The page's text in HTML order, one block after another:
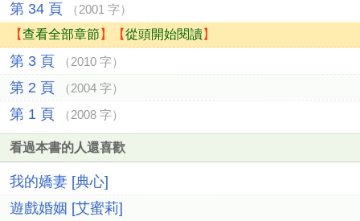
第 34 頁 （2001 字）
【查看全部章節 】【從頭開始閱讀】
第 3 頁 （2010 字）
第 2 頁 （2004 字）
第 1 頁 （2008 字）
看過本書的人還喜歡
我的嬌妻 [典心]
遊戲婚姻 [艾蜜莉]